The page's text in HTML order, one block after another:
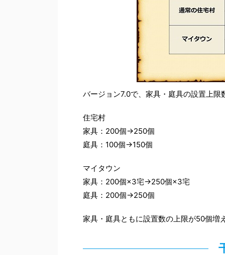
バージョン7.0で、家具・庭具の設置上限
住宅村
家具：200個→250個
庭具：100個→150個
マイタウン
家具：200個×3宅→250個×3宅
庭具：200個→250個
家具・庭具ともに設置数の上限が50個増